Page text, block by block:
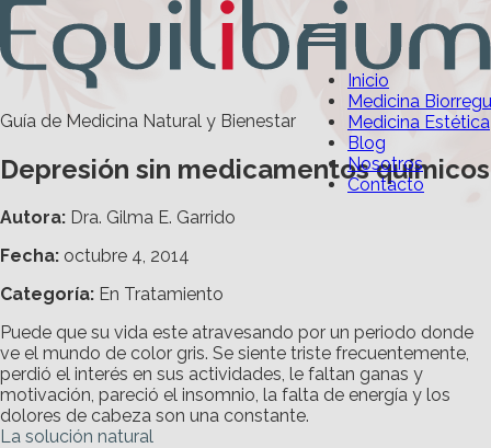
Inicio
Medicina
Medicina Estética
Blog
Nosotros
Contacto
Guía de Medicina Natural y Bienestar
Depresión sin medicamentos químicos
Autora: Dra. Gilma E. Garrido
Fecha: octubre 4, 2014
Categoría: En Tratamiento
Puede que su vida este atravesando por un periodo donde
ve el mundo de color gris. Se siente triste frecuentemente,
perdió el interés en sus actividades, le faltan ganas y
motivación, pareció el insomnio, la falta de energía y los
dolores de cabeza son una constante.
La solución natural